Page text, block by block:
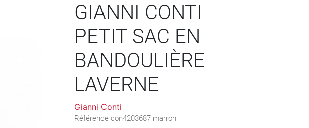
GIANNI CONTI
PETIT SAC EN
BANDOULIÈRE
LAVERNE
Gianni Conti
Référence con4203687 marron